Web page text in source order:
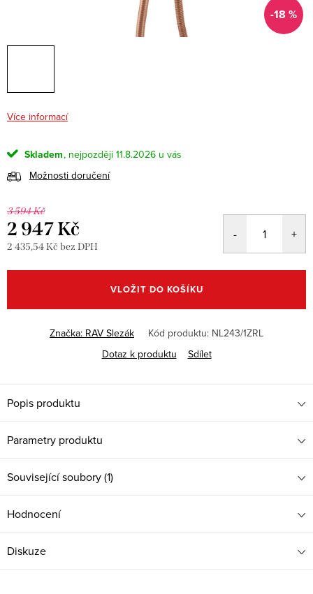
-18 %
Více informací
Skladem
11.8.2026
Možnosti doručení
3 594 Kč
2 947 Kč
2 435,54 Kč bez DPH
cena:
VLOŽIT DO KOŠÍKU
Značka: RAV Slezák Kód produktu: NL243/1ZRL
Dotaz k produktu
Sdílet
Popis produktu
Parametry produktu
Související soubory (1)
Hodnocení
Diskuze